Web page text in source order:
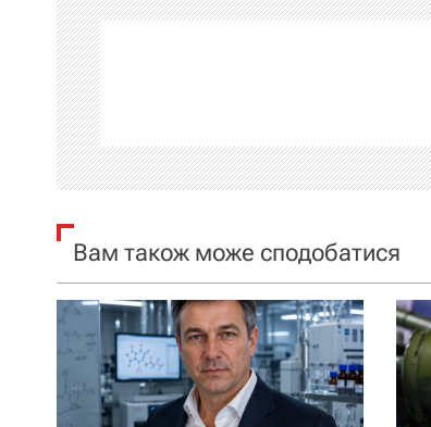
г
а
ц
і
я
а
п
и
Вам також може сподобатися